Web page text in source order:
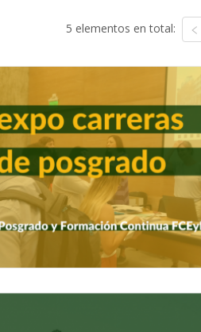
5 elementos en total: